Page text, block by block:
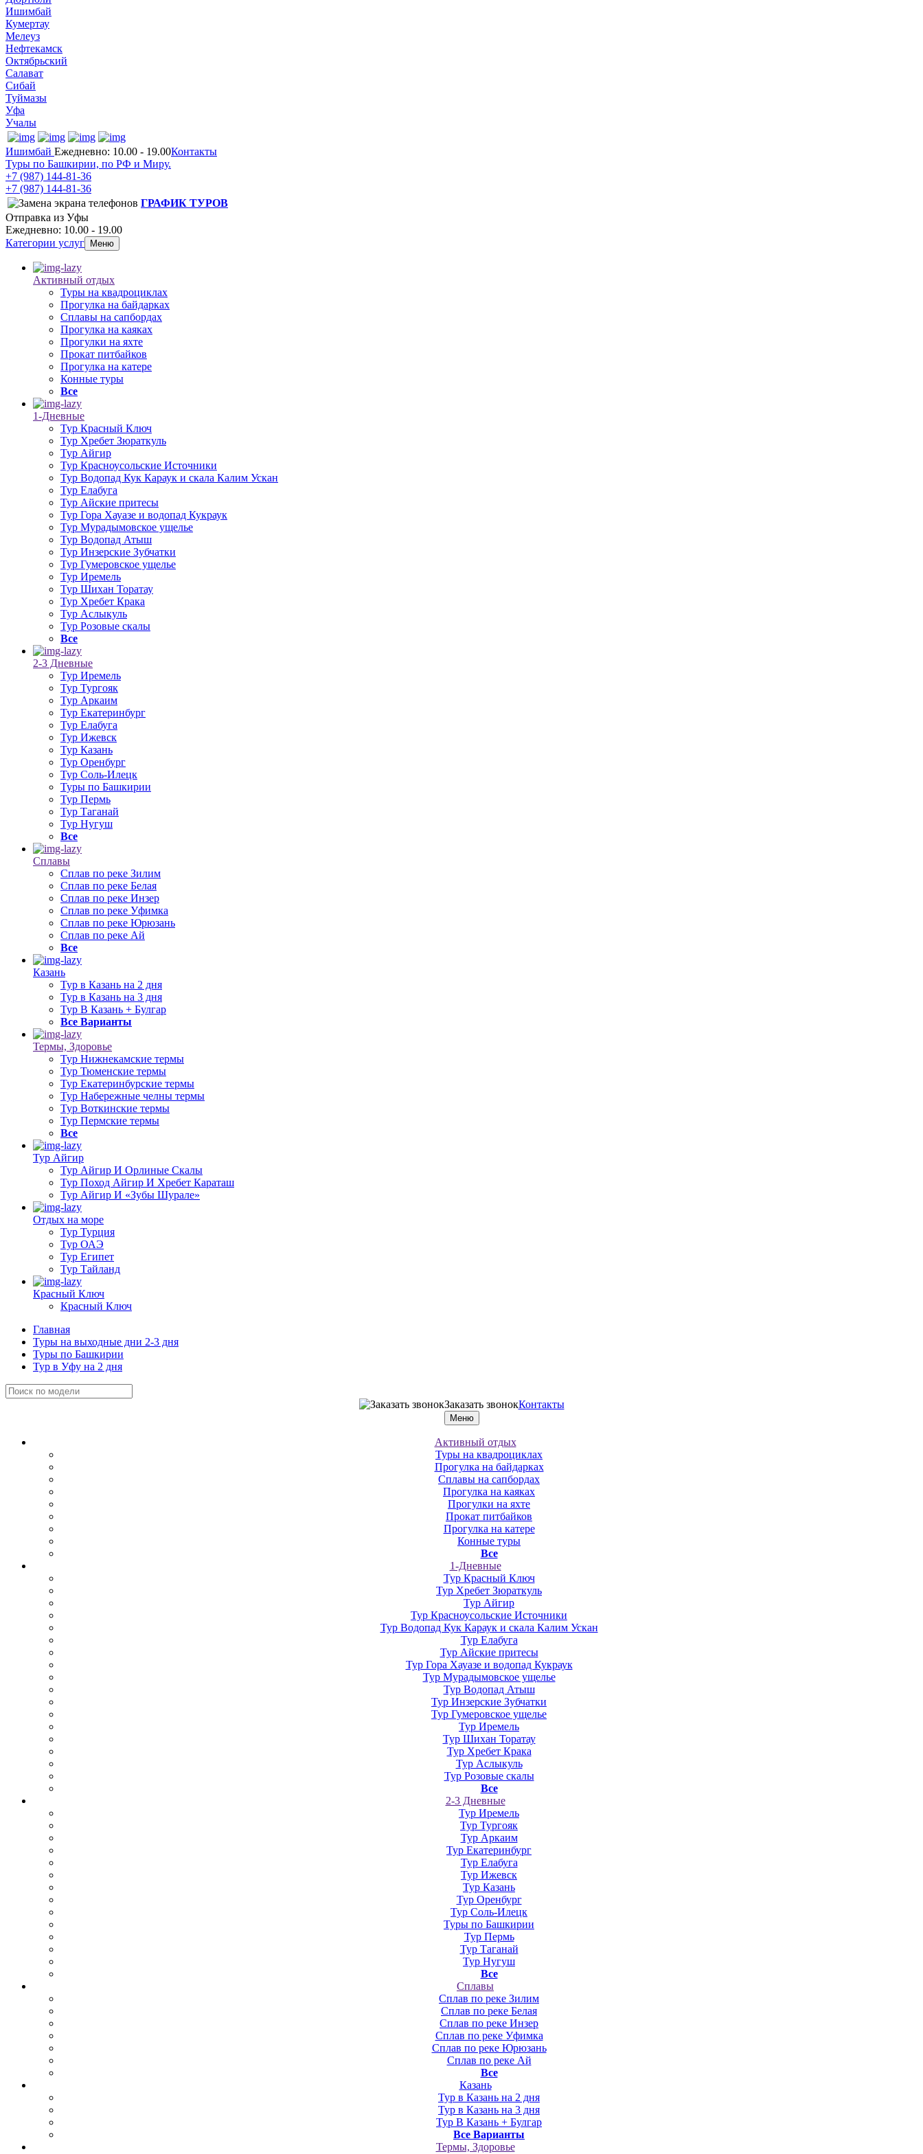
Ишимбай
Кумертау
Мелеуз
Нефтекамск
Октябрьский
Салават
Сибай
Туймазы
Уфа
Учалы
Ишимбай Ежедневно: 10.00 - 19.00Контакты
Туры по Башкирии, по РФ и Миру.
+7 (987) 144-81-36
+7 (987) 144-81-36
ГРАФИК ТУРОВ
Отправка из Уфы
Ежедневно: 10.00 - 19.00
Категории услуг
Меню
Активный отдых
Туры на квадроциклах
Прогулка на байдарках
Сплавы на сапбордах
Прогулка на каяках
Прогулки на яхте
Прокат питбайков
Прогулка на катере
Конные туры
Все
1-Дневные
Тур Красный Ключ
Тур Хребет Зюраткуль
Тур Айгир
Тур Красноусольские Источники
Тур Водопад Кук Караук и скала Калим Ускан
Тур Елабуга
Тур Айские притесы
Тур Гора Хауазе и водопад Кукраук
Тур Мурадымовское ущелье
Тур Водопад Атыш
Тур Инзерские Зубчатки
Тур Гумеровское ущелье
Тур Иремель
Тур Шихан Торатау
Тур Хребет Крака
Тур Аслыкуль
Тур Розовые скалы
Все
2-3 Дневные
Тур Иремель
Тур Тургояк
Тур Аркаим
Тур Екатеринбург
Тур Елабуга
Тур Ижевск
Тур Казань
Тур Оренбург
Тур Соль-Илецк
Туры по Башкирии
Тур Пермь
Тур Таганай
Тур Нугуш
Все
Сплавы
Сплав по реке Зилим
Сплав по реке Белая
Сплав по реке Инзер
Сплав по реке Уфимка
Сплав по реке Юрюзань
Сплав по реке Ай
Все
Казань
Тур в Казань на 2 дня
Тур в Казань на 3 дня
Тур В Казань + Булгар
Все Варианты
Термы, Здоровье
Тур Нижнекамские термы
Тур Тюменские термы
Тур Екатеринбурские термы
Тур Набережные челны термы
Тур Воткинские термы
Тур Пермские термы
Все
Тур Айгир
Тур Айгир И Орлиные Скалы
Тур Поход Айгир И Хребет Караташ
Тур Айгир И «Зубы Шурале»
Отдых на море
Тур Турция
Тур ОАЭ
Тур Египет
Тур Тайланд
Красный Ключ
Красный Ключ
Главная
Туры на выходные дни 2-3 дня
Туры по Башкирии
Тур в Уфу на 2 дня
Заказать звонокКонтакты
Меню
Активный отдых
Туры на квадроциклах
Прогулка на байдарках
Сплавы на сапбордах
Прогулка на каяках
Прогулки на яхте
Прокат питбайков
Прогулка на катере
Конные туры
Все
1-Дневные
Тур Красный Ключ
Тур Хребет Зюраткуль
Тур Айгир
Тур Красноусольские Источники
Тур Водопад Кук Караук и скала Калим Ускан
Тур Елабуга
Тур Айские притесы
Тур Гора Хауазе и водопад Кукраук
Тур Мурадымовское ущелье
Тур Водопад Атыш
Тур Инзерские Зубчатки
Тур Гумеровское ущелье
Тур Иремель
Тур Шихан Торатау
Тур Хребет Крака
Тур Аслыкуль
Тур Розовые скалы
Все
2-3 Дневные
Тур Иремель
Тур Тургояк
Тур Аркаим
Тур Екатеринбург
Тур Елабуга
Тур Ижевск
Тур Казань
Тур Оренбург
Тур Соль-Илецк
Туры по Башкирии
Тур Пермь
Тур Таганай
Тур Нугуш
Все
Сплавы
Сплав по реке Зилим
Сплав по реке Белая
Сплав по реке Инзер
Сплав по реке Уфимка
Сплав по реке Юрюзань
Сплав по реке Ай
Все
Казань
Тур в Казань на 2 дня
Тур в Казань на 3 дня
Тур В Казань + Булгар
Все Варианты
Термы, Здоровье